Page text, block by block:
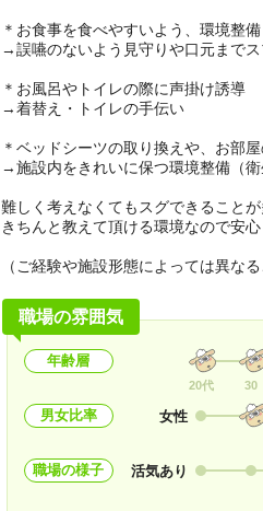
＊お食事を食べやすいよう、環境整備
→誤嚥のないよう見守りや口元まで
＊お風呂やトイレの際に声掛け誘導
→着替え・トイレの手伝い
＊ベッドシーツの取り換えや、お部
→施設内をきれいに保つ環境整備（衛
難しく考えなくてもスグできることが
きちんと教えて頂ける環境なので安心
（ご経験や施設形態によっては異な
職場の雰囲気
年齢層
20代 30
男女比率 女性
職場の様子 活気あり